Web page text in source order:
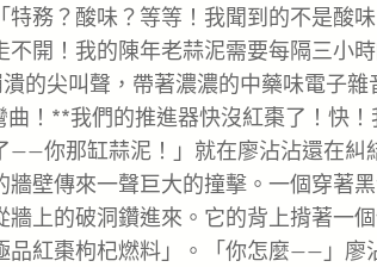
特務？酸味？等等！我聞到的不是酸
不開！我的陳年老蒜泥需要每隔三小
的尖叫聲，帶著濃濃的中藥味電子
！**我們的推進器快沒紅棗了！快！
——你那缸蒜泥！」就在廖沾沾還在糾
牆壁傳來一聲巨大的撞擊。一個穿著
牆上的破洞鑽進來。它的背上揹著一
品紅棗枸杞燃料」。「你怎麼——」廖